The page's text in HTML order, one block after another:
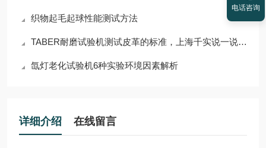
织物起毛起球性能测试方法
TABER耐磨试验机测试皮革的标准，上海千实说一说QB/T 2726
氙灯老化试验机6种实验环境因素解析
详细介绍 在线留言
电话咨询